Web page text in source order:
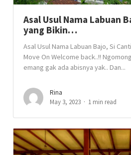
Asal Usul Nama Labuan
yang Bikin…
Asal Usul Nama Labuan Bajo, Si
Move On Welcome back..!!
emang gak ada abisnya yak.. Dan...
Rina
May 3, 2023
1 min read